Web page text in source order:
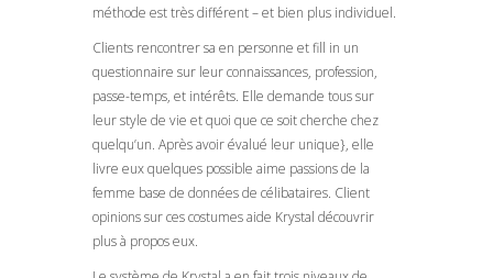
méthode est très différent – et bien plus individuel.
Clients rencontrer sa en personne et fill in un
questionnaire sur leur connaissances, profession,
passe-temps, et intérêts. Elle demande tous sur
leur style de vie et quoi que ce soit cherche chez
quelqu’un. Après avoir évalué leur unique}, elle
livre eux quelques possible aime passions de la
femme base de données de célibataires. Client
opinions sur ces costumes aide Krystal découvrir
plus à propos eux.